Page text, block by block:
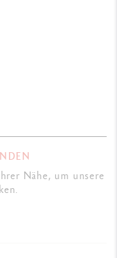
Nähe, um unsere